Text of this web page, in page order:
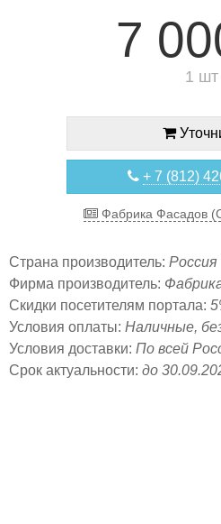
7
1 шт
+ 7 (812)
Фабрика Фасадов
Страна производитель: Россия
Фирма производитель:
Скидки посетителям портала:
Условия оплаты: Наличные,
Условия доставки: По всей
Срок актуальности: до